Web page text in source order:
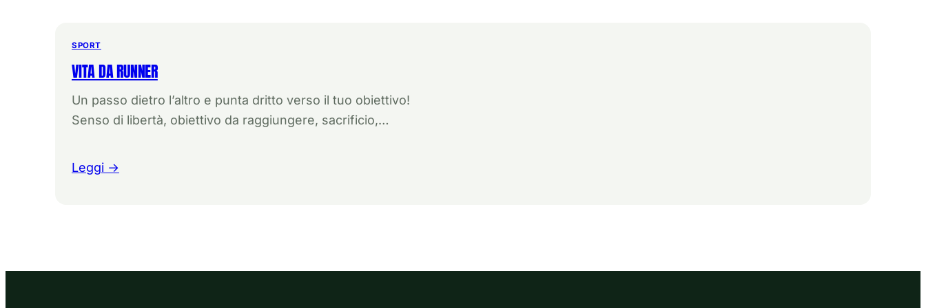
SPORT
VITA DA RUNNER
Un passo dietro l’altro e punta dritto verso il tuo obiettivo!
Senso di libertà, obiettivo da raggiungere, sacrificio,…
Leggi →